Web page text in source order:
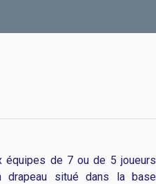
équipes de 7 ou de 5 joueurs
drapeau situé dans la base